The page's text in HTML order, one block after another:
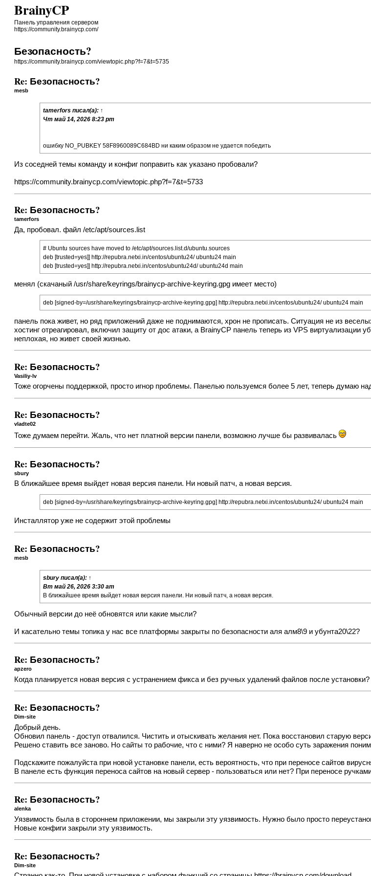
BrainyCP
Панель управления сервером
https://community.brainycp.com/
Безопасность?
https://community.brainycp.com/viewtopic.php?f=7&t=5735
Re: Безопасность?
mesb
tamerforsписал(а): ↑
Чт май 14, 2026 8:23 pm
ошибку NO_PUBKEY 58F8960089C684BD ни каким образом не удается победить
Из соседней темы команду и конфиг поправить как указано пробовали?
https://community.brainycp.com/viewtopic.php?f=7&t=5733
Re: Безопасность?
tamerfors
Да, пробовал. файл /etc/apt/sources.list
# Ubuntu sources have moved to /etc/apt/sources.list.d/ubuntu.sources
deb [trusted=yes]] http://repubra.netxi.in/centos/ubuntu24/ubuntu24 main
deb [trusted=yes]] http://repubra.netxi.in/centos/ubuntu24d/ubuntu24d main
менял (скачаный /usr/share/keyrings/brainycp-archive-keyring.gpg имеет место)
deb [signed-by=/usr/share/keyrings/brainycp-archive-keyring.gpg] http://repubra.netxi.in/centos/ubuntu24/ubuntu24 main
панель пока живет, но ряд приложений даже не поднимаются, хрон не прописать. Ситуация не из
хостинг отреагировал, включил защиту от дос атаки, а BrainyCP панель теперь из VPS
неплохая, но живет своей жизнью.
Re: Безопасность?
Vasiliy-lv
Тоже огорчены поддержкой, просто игнор проблемы. Панелью пользуемся более 5 лет, теперь думаю
Re: Безопасность?
vladte02
Тоже думаем перейти. Жаль, что нет платной версии панели, возможно лучше бы развивалась
Re: Безопасность?
sbury
В ближайшее время выйдет новая версия панели. Ни новый патч, а новая версия.
deb [signed-by=/usr/share/keyrings/brainycp-archive-keyring.gpg] http://repubra.netxi.in/centos/ubuntu24/ubuntu24 main
Инсталлятор уже не содержит этой проблемы
Re: Безопасность?
mesb
sburyписал(а): ↑
Вт май 26, 2026 3:30 am
В ближайшее время выйдет новая версия панели. Ни новый патч, а новая версия.
Обычный версии до неё обновятся или какие мысли?
И касательно темы топика у нас все платформы закрыты по безопасности аля алм8\9 и убунта20\22?
Re: Безопасность?
apzero
Когда планируется новая версия с устранением фикса и без ручных удалений файлов после установки?
Re: Безопасность?
Dim-site
Добрый день.
Обновил панель - доступ отвалился. Чистить и отыскивать желания нет. Пока восстановил старую
Решено ставить все заново. Но сайты то рабочие, что с ними? Я наверно не особо суть заражения
Подскажите пожалуйста при новой установке панели, есть вероятность, что при переносе сайтов
В панеле есть функция переноса сайтов на новый сервер - пользоваться или нет? При переносе
Re: Безопасность?
alenka
Уязвимость была в стороннем приложении, мы закрыли эту уязвимость. Нужно было просто
Новые конфиги закрыли эту уязвимость.
Re: Безопасность?
Dim-site